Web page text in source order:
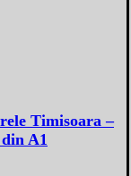
Timisoara –
A1